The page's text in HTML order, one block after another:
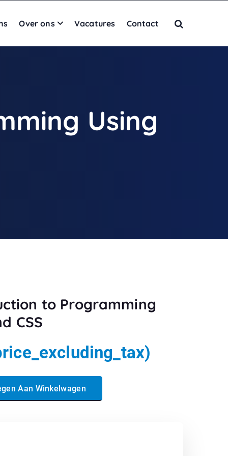
Over ons Vacatures Contact
Using
to Programming
CSS
Aan Winkelwagen